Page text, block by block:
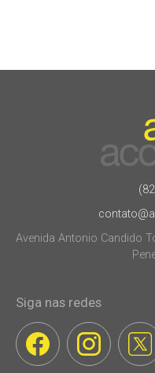
Avenida Antonio Candido
Siga nas redes